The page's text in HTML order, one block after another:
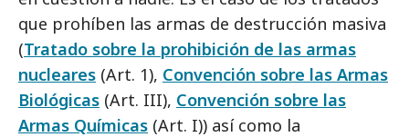
que prohíben las armas de destrucción masiva
(Tratado sobre la prohibición de las armas
nucleares (Art. 1), Convención sobre las Armas
Biológicas (Art. III), Convención sobre las
Armas Químicas (Art. I)) así como la